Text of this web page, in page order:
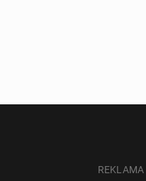
REKLAMA